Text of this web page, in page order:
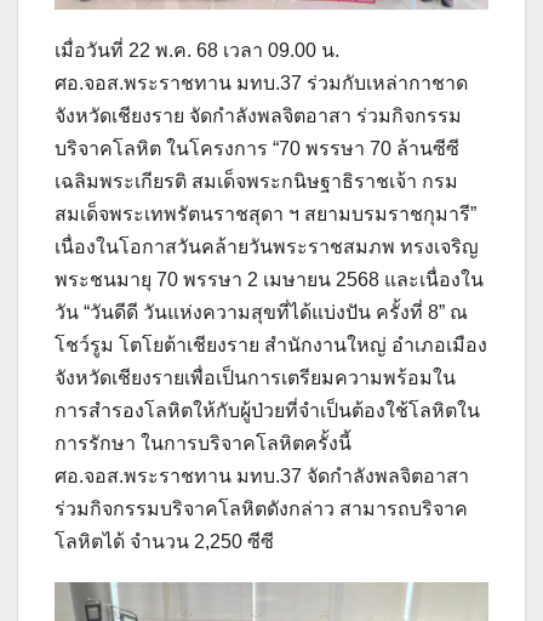
เมื่อวันที่ 22 พ.ค. 68 เวลา 09.00 น.
ศอ.จอส.พระราชทาน มทบ.37 ร่วมกับเหล่ากาชาด
จังหวัดเชียงราย จัดกำลังพลจิตอาสา ร่วมกิจกรรม
บริจาคโลหิต ในโครงการ “70 พรรษา 70 ล้านซีซี
เฉลิมพระเกียรติ สมเด็จพระกนิษฐาธิราชเจ้า กรม
สมเด็จพระเทพรัตนราชสุดา ฯ สยามบรมราชกุมารี”
เนื่องในโอกาสวันคล้ายวันพระราชสมภพ ทรงเจริญ
พระชนมายุ 70 พรรษา 2 เมษายน 2568 และเนื่องใน
วัน “วันดีดี วันแห่งความสุขที่ได้แบ่งปัน ครั้งที่ 8” ณ
โชว์รูม โตโยต้าเชียงราย สำนักงานใหญ่ อำเภอเมือง
จังหวัดเชียงรายเพื่อเป็นการเตรียมความพร้อมใน
การสำรองโลหิตให้กับผู้ป่วยที่จำเป็นต้องใช้โลหิตใน
การรักษา ในการบริจาคโลหิตครั้งนี้
ศอ.จอส.พระราชทาน มทบ.37 จัดกำลังพลจิตอาสา
ร่วมกิจกรรมบริจาคโลหิตดังกล่าว สามารถบริจาค
โลหิตได้ จำนวน 2,250 ซีซี